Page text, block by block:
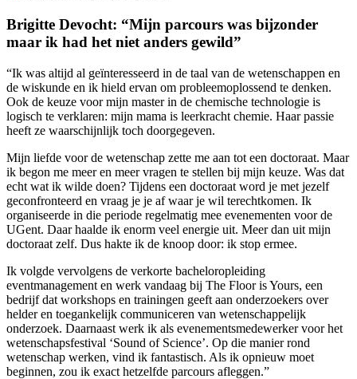
Brigitte Devocht: “Mijn parcours was bijzonder
maar ik had het niet anders gewild”
“Ik was altijd al geïnteresseerd in de taal van de wetenschappen en
de wiskunde en ik hield ervan om probleemoplossend te denken.
Ook de keuze voor mijn master in de chemische technologie is
logisch te verklaren: mijn mama is leerkracht chemie. Haar passie
heeft ze waarschijnlijk toch doorgegeven.
Mijn liefde voor de wetenschap zette me aan tot een doctoraat. Maar
ik begon me meer en meer vragen te stellen bij mijn keuze. Was dat
echt wat ik wilde doen? Tijdens een doctoraat word je met jezelf
geconfronteerd en vraag je je af waar je wil terechtkomen. Ik
organiseerde in die periode regelmatig mee evenementen voor de
UGent. Daar haalde ik enorm veel energie uit. Meer dan uit mijn
doctoraat zelf. Dus hakte ik de knoop door: ik stop ermee.
Ik volgde vervolgens de verkorte bacheloropleiding
eventmanagement en werk vandaag bij The Floor is Yours, een
bedrijf dat workshops en trainingen geeft aan onderzoekers over
helder en toegankelijk communiceren van wetenschappelijk
onderzoek. Daarnaast werk ik als evenementsmedewerker voor het
wetenschapsfestival ‘Sound of Science’. Op die manier rond
wetenschap werken, vind ik fantastisch. Als ik opnieuw moet
beginnen, zou ik exact hetzelfde parcours afleggen.”